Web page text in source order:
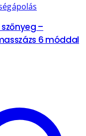
–
6 móddal